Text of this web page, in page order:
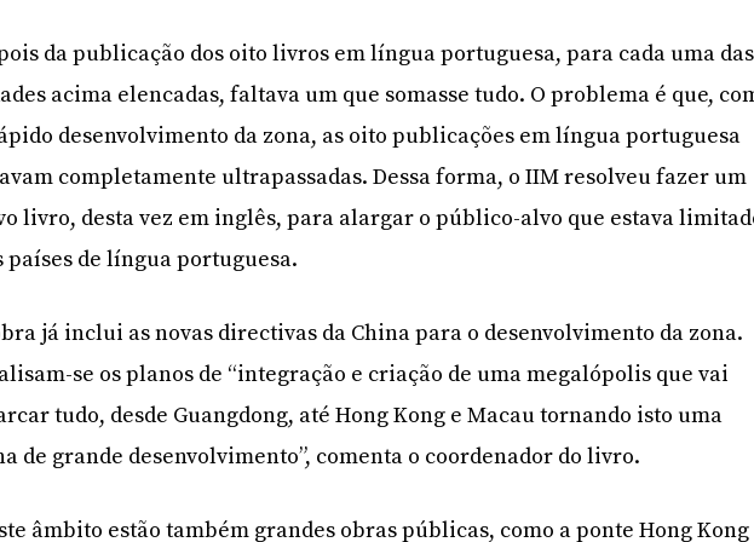
da publicação dos oito livros em língua portuguesa, para cada uma das
acima elencadas, faltava um que somasse tudo. O problema é que,
desenvolvimento da zona, as oito publicações em língua portuguesa
completamente ultrapassadas. Dessa forma, o IIM resolveu fazer um
livro, desta vez em inglês, para alargar o público-alvo que estava
países de língua portuguesa.
já inclui as novas directivas da China para o desenvolvimento da zona.
se os planos de “integração e criação de uma megalópolis que vai
tudo, desde Guangdong, até Hong Kong e Macau tornando isto uma
de grande desenvolvimento”, comenta o coordenador do livro.
âmbito estão também grandes obras públicas, como a ponte Hong Kong